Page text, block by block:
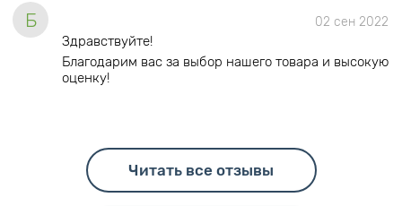
Б 02 сен 2022
Здравствуйте!
Благодарим вас за выбор нашего товара и высокую
оценку!
Читать все отзывы